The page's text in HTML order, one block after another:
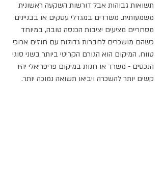
תשואות גבוהות אבל דורשות השקעה ראשונית
משמעותית. משרדים במגדלי עסקים או בבניינים
מסחריים מציעים יציבות הכנסה טובה, במיוחד
כשהם מושכרים לחברות גדולות עם חוזים ארוכי
טווח. המיקום הוא הגורם הקריטי ביותר בשני סוגי
הנכסים - משרד או חנות במיקום פריפריאלי יהיו
קשים יותר להשכרה ויביאו תשואה נמוכה יותר.